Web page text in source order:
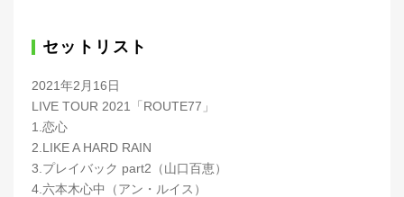
セットリスト
2021年2月16日
LIVE TOUR 2021「ROUTE77」
1.恋心
2.LIKE A HARD RAIN
3.プレイバック part2（山口百恵）
4.六本木心中（アン・ルイス）